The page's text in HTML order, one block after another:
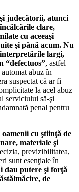
judecătorii, atunci
clare,
cu aceeaşi
şi până acum. Nu
largi,
“defectuos”, astfel
abuz în
suspectat că ar fi
la acel abuz
serviciului să-şi
penal pentru
oamenii cu ştiinţă de
materiale şi
previzibilitatea,
sunt esenţiale în
dau putere şi forţă
de